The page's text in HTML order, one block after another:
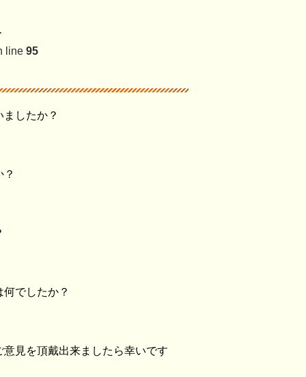
line 95
したか？
でしたか？
見を頂戴出来ましたら幸いです